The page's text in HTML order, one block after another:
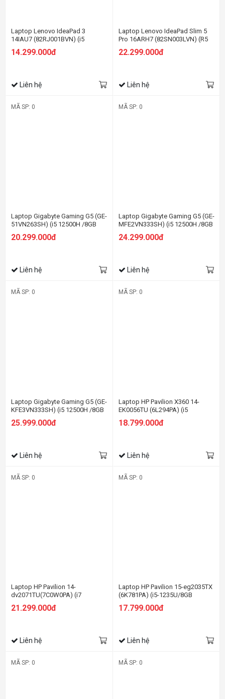
Laptop Lenovo IdeaPad 3
14IAU7 (82RJ001BVN) (i5
FHD/Win11/Xanh)
14.299.000đ
Liên hệ
Laptop Lenovo IdeaPad Slim 5
Pro 16ARH7 (82SN003LVN) (R5
SSD/16 WQXGA
22.299.000đ
Liên hệ
MÃ SP: 0
Laptop Gigabyte Gaming G5 (GE-
51VN263SH) (i5 12500H /8GB
Ram/512GB SSD/RTX3050
4G/15.6 inch FHD 144Hz/Win 11/
20.299.000đ
Liên hệ
MÃ SP: 0
Laptop Gigabyte Gaming G5 (GE-
MFE2VN333SH) (i5 12500H /8GB
Ram/512GB SSD/RTX4050
6G/15.6 inch FHD 144Hz/Win 11/
24.299.000đ
Liên hệ
MÃ SP: 0
Laptop Gigabyte Gaming G5 (GE-
KFE3VN333SH) (i5 12500H /8GB
8G/15.6 inch FHD 144Hz/Win 11/
25.999.000đ
Liên hệ
MÃ SP: 0
Laptop HP Pavilion X360 14-
EK0056TU (6L294PA) (i5
FHD Cảm ứng/Bút/Win11/Vàng)
18.799.000đ
Liên hệ
MÃ SP: 0
Laptop HP Pavilion 14-
dv2071TU(7C0W0PA) (i7
1255U/16GB RAM/512GB
SSD/14 FHD/Win11/Bạc)
21.299.000đ
Liên hệ
MÃ SP: 0
Laptop HP Pavilion 15-eg2035TX
(6K781PA) (i5-1235U/8GB
RAM/512GB SSD/15.6
FHD/MX550 2Gb/Win11/Vàng)
17.799.000đ
Liên hệ
MÃ SP: 0 MÃ SP: 0